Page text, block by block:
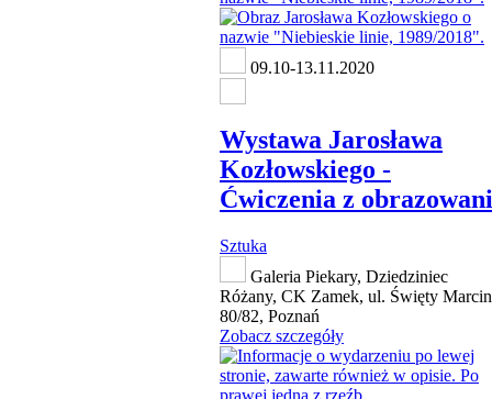
09.10-13.11.2020
Wystawa Jarosława
Kozłowskiego -
Ćwiczenia z
Sztuka
Galeria Piekary, Dziedziniec
Różany, CK Zamek, ul. Święty Marcin
80/82, Poznań
Zobacz szczegóły